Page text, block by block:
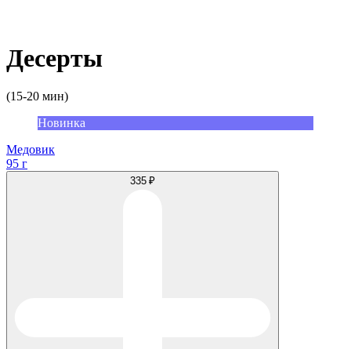
Десерты
(15-20 мин)
Новинка
Медовик
95 г
335 ₽